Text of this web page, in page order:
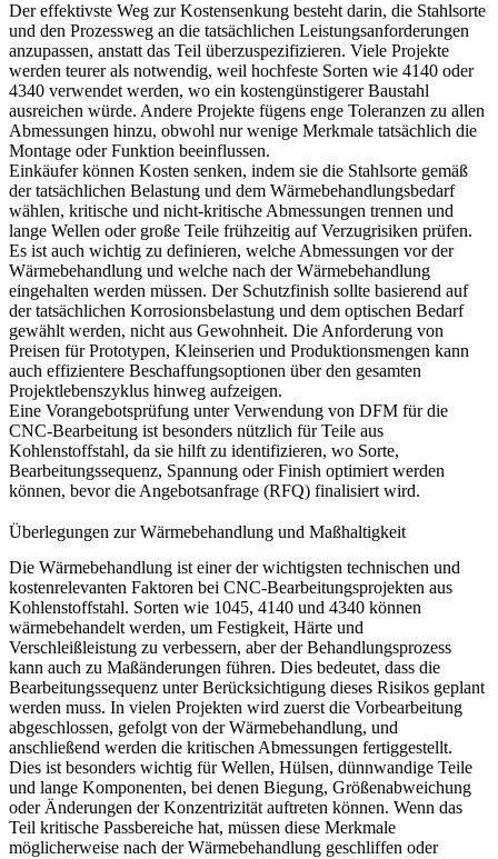
Der effektivste Weg zur Kostensenkung besteht darin, die Stahlsorte
und den Prozessweg an die tatsächlichen Leistungsanforderungen
anzupassen, anstatt das Teil überzuspezifizieren. Viele Projekte
werden teurer als notwendig, weil hochfeste Sorten wie 4140 oder
4340 verwendet werden, wo ein kostengünstigerer Baustahl
ausreichen würde. Andere Projekte fügens enge Toleranzen zu allen
Abmessungen hinzu, obwohl nur wenige Merkmale tatsächlich die
Montage oder Funktion beeinflussen.
Einkäufer können Kosten senken, indem sie die Stahlsorte gemäß
der tatsächlichen Belastung und dem Wärmebehandlungsbedarf
wählen, kritische und nicht-kritische Abmessungen trennen und
lange Wellen oder große Teile frühzeitig auf Verzugrisiken prüfen.
Es ist auch wichtig zu definieren, welche Abmessungen vor der
Wärmebehandlung und welche nach der Wärmebehandlung
eingehalten werden müssen. Der Schutzfinish sollte basierend auf
der tatsächlichen Korrosionsbelastung und dem optischen Bedarf
gewählt werden, nicht aus Gewohnheit. Die Anforderung von
Preisen für Prototypen, Kleinserien und Produktionsmengen kann
auch effizientere Beschaffungsoptionen über den gesamten
Projektlebenszyklus hinweg aufzeigen.
Eine Vorangebotsprüfung unter Verwendung von DFM für die
CNC-Bearbeitung ist besonders nützlich für Teile aus
Kohlenstoffstahl, da sie hilft zu identifizieren, wo Sorte,
Bearbeitungssequenz, Spannung oder Finish optimiert werden
können, bevor die Angebotsanfrage (RFQ) finalisiert wird.
Überlegungen zur Wärmebehandlung und Maßhaltigkeit
Die Wärmebehandlung ist einer der wichtigsten technischen und
kostenrelevanten Faktoren bei CNC-Bearbeitungsprojekten aus
Kohlenstoffstahl. Sorten wie 1045, 4140 und 4340 können
wärmebehandelt werden, um Festigkeit, Härte und
Verschleißleistung zu verbessern, aber der Behandlungsprozess
kann auch zu Maßänderungen führen. Dies bedeutet, dass die
Bearbeitungssequenz unter Berücksichtigung dieses Risikos geplant
werden muss. In vielen Projekten wird zuerst die Vorbearbeitung
abgeschlossen, gefolgt von der Wärmebehandlung, und
anschließend werden die kritischen Abmessungen fertiggestellt.
Dies ist besonders wichtig für Wellen, Hülsen, dünnwandige Teile
und lange Komponenten, bei denen Biegung, Größenabweichung
oder Änderungen der Konzentrizität auftreten können. Wenn das
Teil kritische Passbereiche hat, müssen diese Merkmale
möglicherweise nach der Wärmebehandlung geschliffen oder